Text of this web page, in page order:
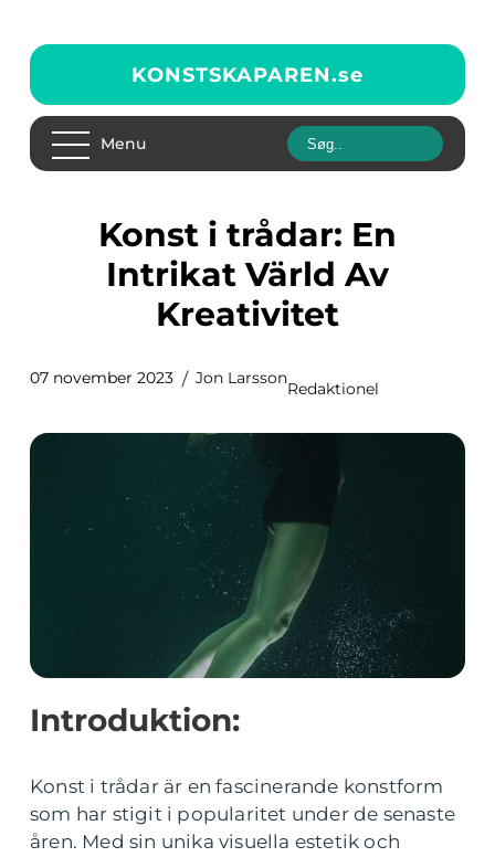
KONSTSKAPAREN.se
Menu
Konst i trådar: En
Intrikat Värld Av
Kreativitet
07 november 2023 Jon Larsson
Redaktionel
Introduktion:
Konst i trådar är en fascinerande konstform
som har stigit i popularitet under de senaste
åren. Med sin unika visuella estetik och